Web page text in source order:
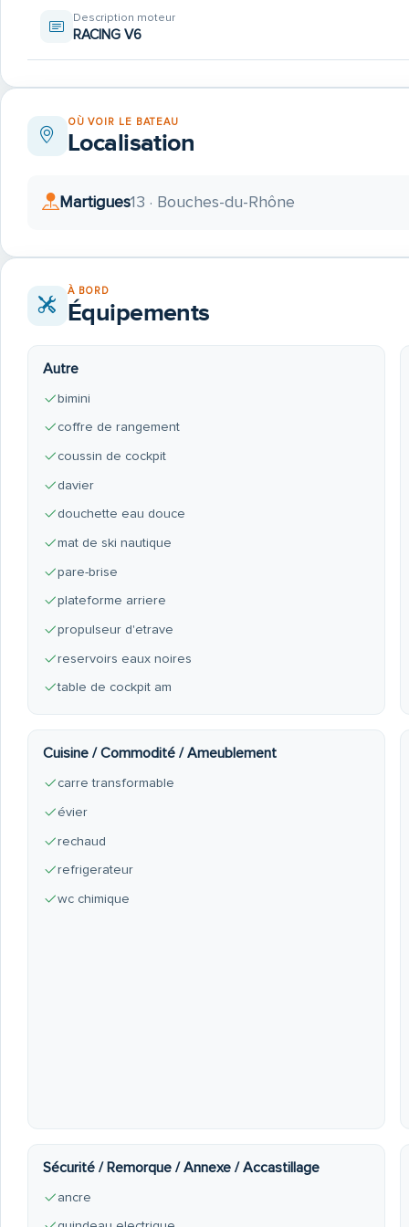
Description moteur
RACING V6
OÙ VOIR LE BATEAU
Localisation
Martigues13 · Bouches-du-Rhône
À BORD
Équipements
Autre
bimini
coffre de rangement
coussin de cockpit
davier
douchette eau douce
mat de ski nautique
pare-brise
plateforme arriere
propulseur d'etrave
reservoirs eaux noires
table de cockpit am
Cuisine / Commodité / Ameublement
carre transformable
évier
rechaud
refrigerateur
wc chimique
Sécurité / Remorque / Annexe / Accastillage
ancre